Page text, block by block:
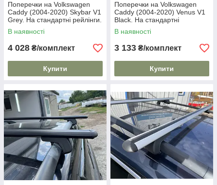
Поперечки на Volkswagen
Caddy (2004-2020) Skybar V1
Grey. На стандартні рейлінги.
Замок на ключах. Сірі
В наявності
4 028 ₴/комплект
Купити
Поперечки на Volkswagen
Caddy (2004-2020) Venus V1
Black. На стандартні
рейлінги. Без замка. Чорні
В наявності
3 133 ₴/комплект
Купити